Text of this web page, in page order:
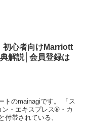
初心者向けMarriott
解説│会員登録は
トのmainagiです。 「ス
・エキスプレス®・カ
付帯されている、